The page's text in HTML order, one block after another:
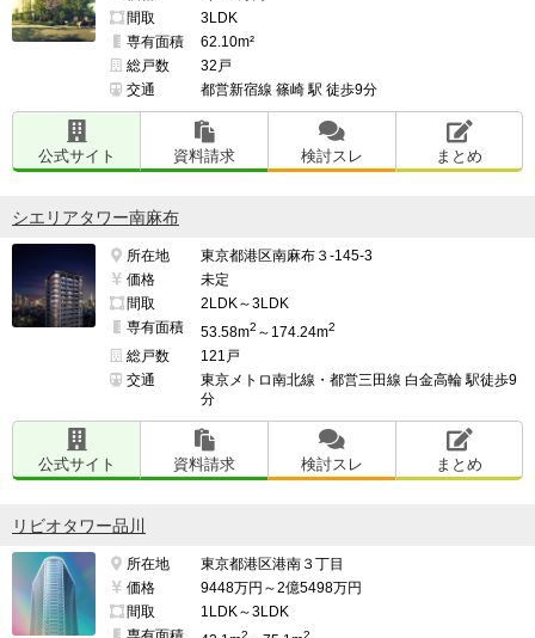
間取
3LDK
専有面積
62.10m²
総戸数
32戸
交通
都営新宿線 篠崎 駅 徒歩9分
公式サイト 資料請求 検討スレ まとめ
シエリアタワー南麻布
所在地
東京都港区南麻布３-145-3
価格
未定
間取
2LDK～3LDK
専有面積
53.58m2 ～174.24m2
総戸数
121戸
交通
東京メトロ南北線・都営三田線 白金高輪 駅徒歩9
分
公式サイト 資料請求 検討スレ まとめ
リビオタワー品川
所在地
東京都港区港南３丁目
価格
9448万円～2億5498万円
間取
1LDK～3LDK
2 2